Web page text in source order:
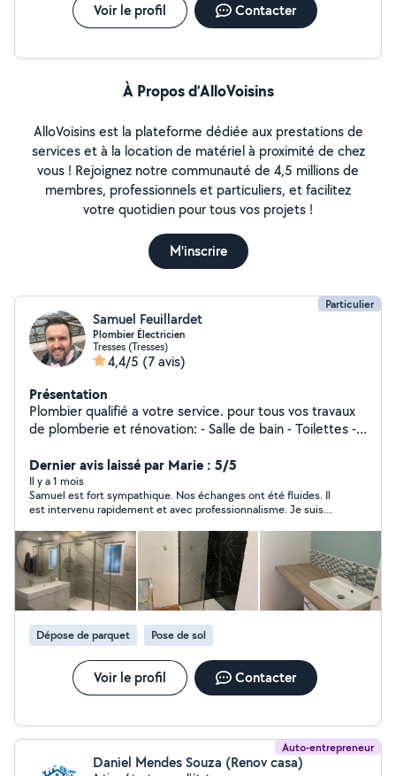
Voir le profil Contacter
À Propos d’AlloVoisins
AlloVoisins est la plateforme dédiée aux prestations de
services et à la location de matériel à proximité de chez
vous ! Rejoignez notre communauté de 4,5 millions de
membres, professionnels et particuliers, et facilitez
votre quotidien pour tous vos projets !
M'inscrire
Particulier
Samuel Feuillardet
Plombier Électricien
Tresses (Tresses)
4,4/5 (7 avis)
Présentation
Plombier qualifié a votre service. pour tous vos travaux
de plomberie et rénovation: - Salle de bain - Toilettes -
circuit d'arrivée et d'évacuation d'eau sanitaire (en
cuivre, PER, PVC) - Recherche et réparation de fuite. -
Devis gratuit.
Dernier avis laissé par Marie : 5/5
Il y a 1 mois
Samuel est fort sympathique. Nos échanges ont été fluides. Il
est intervenu rapidement et avec professionnalisme. Je suis
c'est sûr. J'ai déjà d'autres projets. Je le recommande
volontiers.
Dépose de parquet Pose de sol
Voir le profil Contacter
Auto-entrepreneur
Daniel Mendes Souza (Renov casa)